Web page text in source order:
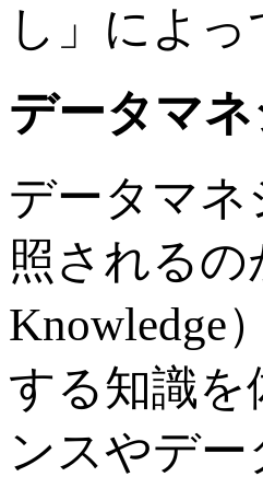
し」によ
データマ
データマ
照されるの
Knowledge
する知識を
ンスやデ